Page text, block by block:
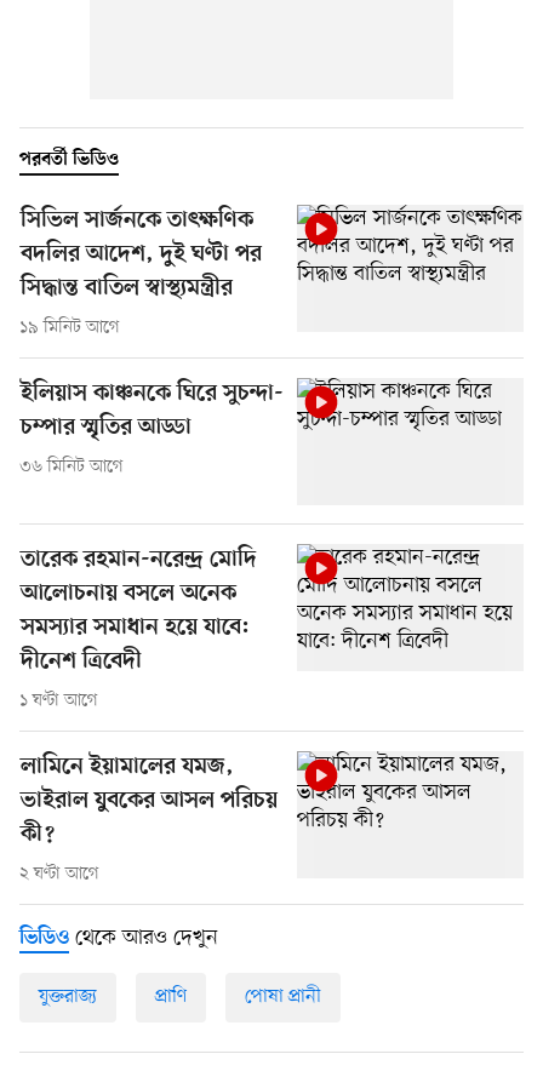
পরবর্তী ভিডিও
সিভিল সার্জনকে তাৎক্ষণিক
বদলির আদেশ, দুই ঘণ্টা পর
সিদ্ধান্ত বাতিল স্বাস্থ্যমন্ত্রীর
১৯ মিনিট আগে
ইলিয়াস কাঞ্চনকে ঘিরে সুচন্দা-
চম্পার স্মৃতির আড্ডা
৩৬ মিনিট আগে
তারেক রহমান-নরেন্দ্র মোদি
আলোচনায় বসলে অনেক
সমস্যার সমাধান হয়ে যাবে:
দীনেশ ত্রিবেদী
১ ঘণ্টা আগে
লামিনে ইয়ামালের যমজ,
ভাইরাল যুবকের আসল পরিচয়
কী?
২ ঘণ্টা আগে
ভিডিও থেকে আরও দেখুন
যুক্তরাজ্য প্রাণি পোষা প্রানী